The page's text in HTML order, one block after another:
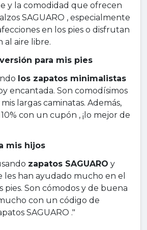
y la comodidad que ofrecen
SAGUARO , especialmente
en los pies o disfrutan
al aire libre.
para mis pies
los zapatos minimalistas
encantada. Son comodísimos
largas caminatas. Además,
con un cupón , ¡lo mejor de
mis hijos
zapatos SAGUARO y
han ayudado mucho en el
pies. Son cómodos y de buena
con un código de
SAGUARO ."